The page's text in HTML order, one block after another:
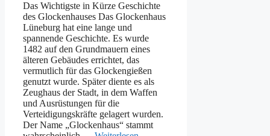
Das Wichtigste in Kürze Geschichte
des Glockenhauses Das Glockenhaus
Lüneburg hat eine lange und
spannende Geschichte. Es wurde
1482 auf den Grundmauern eines
älteren Gebäudes errichtet, das
vermutlich für das Glockengießen
genutzt wurde. Später diente es als
Zeughaus der Stadt, in dem Waffen
und Ausrüstungen für die
Verteidigungskräfte gelagert wurden.
Der Name „Glockenhaus“ stammt